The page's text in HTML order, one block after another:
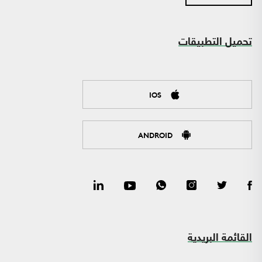
تحميل التطبيقات
IOS
ANDROID
القائمة البريدية